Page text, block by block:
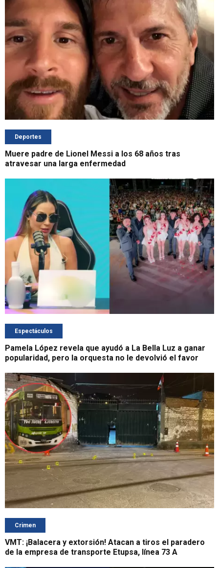
Deportes
Muere padre de Lionel Messi a los 68 años tras
atravesar una larga enfermedad
Espectáculos
Pamela López revela que ayudó a La Bella Luz a ganar
popularidad, pero la orquesta no le devolvió el favor
Crimen
VMT: ¡Balacera y extorsión! Atacan a tiros el paradero
de la empresa de transporte Etupsa, línea 73 A